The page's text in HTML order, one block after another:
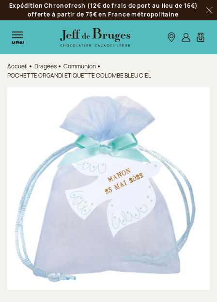
Aller à la navigation
Aller au contenu principal
Aller au pied de page
Expédition Chronofresh (12€ de frais de port au lieu de 16€)
offerte à partir de 75€ en France métropolitaine
MENU Nos boutiques
S’identifier
Mon
Accueil Dragées
Communion
POCHETTE ORGANDI ETIQUETTE COLOMBE BLEU CIEL